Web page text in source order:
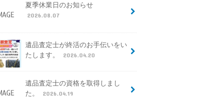
夏季休業日のお知らせ
2026.08.07
遺品査定士が終活のお手伝いをい
たします。
2026.04.20
遺品査定士の資格を取得しまし
た。
2026.04.19